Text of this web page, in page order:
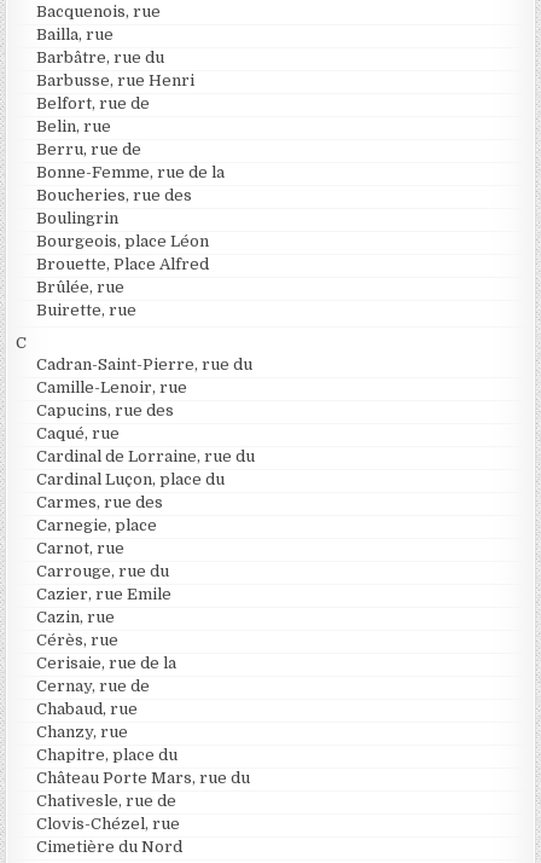
Bacquenois, rue
Bailla, rue
Barbâtre, rue du
Barbusse, rue Henri
Belfort, rue de
Belin, rue
Berru, rue de
Bonne-Femme, rue de la
Boucheries, rue des
Boulingrin
Bourgeois, place Léon
Brouette, Place Alfred
Brûlée, rue
Buirette, rue
C
Cadran-Saint-Pierre, rue du
Camille-Lenoir, rue
Capucins, rue des
Caqué, rue
Cardinal de Lorraine, rue du
Cardinal Luçon, place du
Carmes, rue des
Carnegie, place
Carnot, rue
Carrouge, rue du
Cazier, rue Emile
Cazin, rue
Cérès, rue
Cerisaie, rue de la
Cernay, rue de
Chabaud, rue
Chanzy, rue
Chapitre, place du
Château Porte Mars, rue du
Chativesle, rue de
Clovis-Chézel, rue
Cimetière du Nord